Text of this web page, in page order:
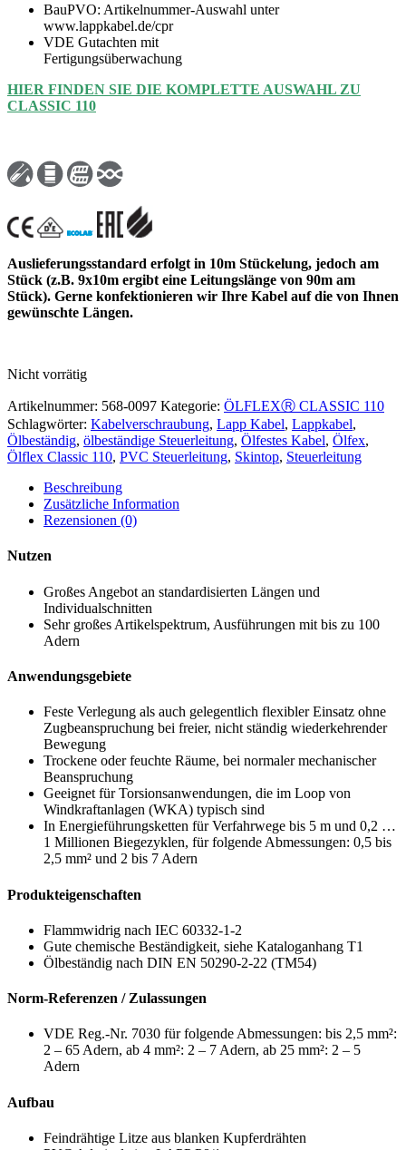
BauPVO: Artikelnummer-Auswahl unter
www.lappkabel.de/cpr
VDE Gutachten mit
Fertigungsüberwachung
HIER FINDEN SIE DIE KOMPLETTE AUSWAHL ZU
CLASSIC 110
Auslieferungsstandard erfolgt in 10m Stückelung, jedoch am
Stück (z.B. 9x10m ergibt eine Leitungslänge von 90m am
Stück). Gerne konfektionieren wir Ihre Kabel auf die von Ihnen
gewünschte Längen.
Nicht vorrätig
Artikelnummer: 568-0097 Kategorie: ÖLFLEXⓇ CLASSIC 110
Schlagwörter: Kabelverschraubung, Lapp Kabel, Lappkabel,
Ölbeständig, ölbeständige Steuerleitung, Ölfestes Kabel, Ölfex,
Ölflex Classic 110, PVC Steuerleitung, Skintop, Steuerleitung
Beschreibung
Zusätzliche Information
Rezensionen (0)
Nutzen
Großes Angebot an standardisierten Längen und
Individualschnitten
Sehr großes Artikelspektrum, Ausführungen mit bis zu 100
Adern
Anwendungsgebiete
Feste Verlegung als auch gelegentlich flexibler Einsatz ohne
Zugbeanspruchung bei freier, nicht ständig wiederkehrender
Bewegung
Trockene oder feuchte Räume, bei normaler mechanischer
Beanspruchung
Geeignet für Torsionsanwendungen, die im Loop von
Windkraftanlagen (WKA) typisch sind
In Energieführungsketten für Verfahrwege bis 5 m und 0,2 …
1 Millionen Biegezyklen, für folgende Abmessungen: 0,5 bis
2,5 mm² und 2 bis 7 Adern
Produkteigenschaften
Flammwidrig nach IEC 60332-1-2
Gute chemische Beständigkeit, siehe Kataloganhang T1
Ölbeständig nach DIN EN 50290-2-22 (TM54)
Norm-Referenzen / Zulassungen
VDE Reg.-Nr. 7030 für folgende Abmessungen: bis 2,5 mm²:
2 – 65 Adern, ab 4 mm²: 2 – 7 Adern, ab 25 mm²: 2 – 5
Adern
Aufbau
Feindrähtige Litze aus blanken Kupferdrähten